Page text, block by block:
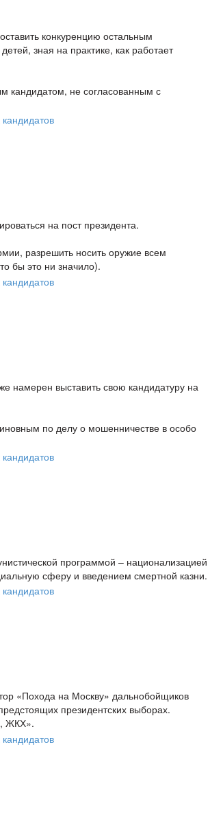
конкуренцию остальным
зная на практике, как работает
кандидатом, не согласованным с
на пост президента.
разрешить носить оружие всем
бы это ни значило).
намерен выставить свою кандидатуру на
по делу о мошенничестве в особо
программой – национализацией
сферу и введением смертной казни.
«Похода на Москву» дальнобойщиков
президентских выборах.
ЖКХ».